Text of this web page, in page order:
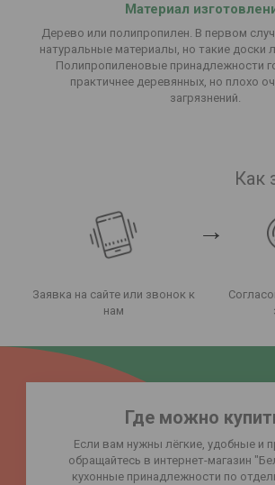
Материал
Дерево или полипропилен. В первом
натуральные материалы, но такие доски
Полипропиленовые принадлежности
практичнее деревянных, но плохо
загрязнений.
Как
Заявка на сайте или звонок к
нам
→
Где можно
Если вам нужны лёгкие, удобные и
обращайтесь в интернет-магазин
кухонные принадлежности по